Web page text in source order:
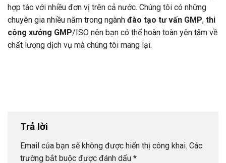
hợp tác với nhiều đơn vị trên cả nước. Chúng tôi có những
chuyên gia nhiều năm trong ngành đào tạo tư vấn GMP, thi
công xưởng GMP/ISO nên bạn có thể hoàn toàn yên tâm về
chất lượng dịch vụ mà chúng tôi mang lại.
Trả lời
Email của bạn sẽ không được hiển thị công khai. Các
trường bắt buộc được đánh dấu *